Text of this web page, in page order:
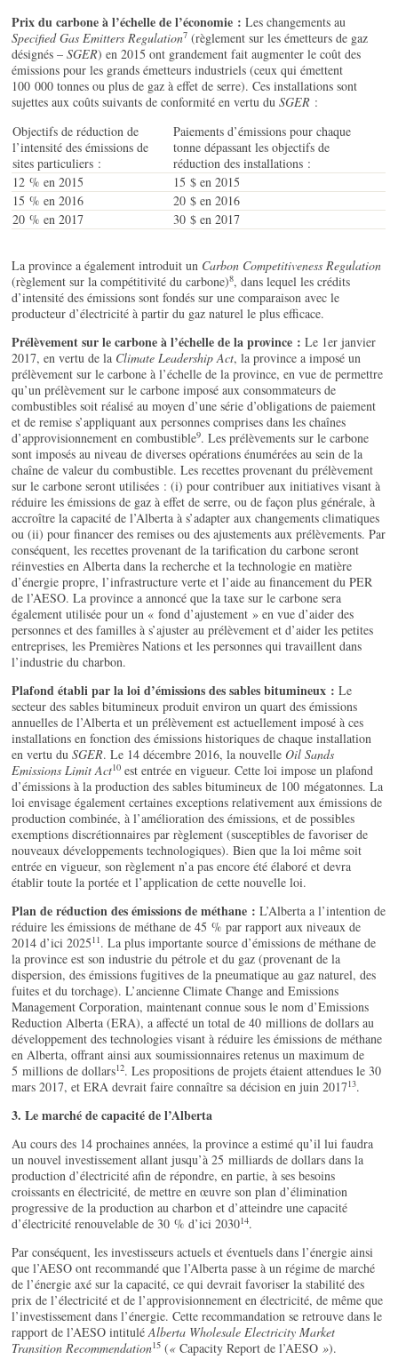
Prix du carbone à l’échelle de l’économie :Les changements au
Specified Gas Emitters Regulation7 (règlement sur les émetteurs de gaz
désignés –SGER) en 2015 ont grandement fait augmenter le coût des
émissions pour les grands émetteurs industriels (ceux qui émettent
100 000 tonnes ou plus de gaz à effet de serre). Ces installations sont
sujettes aux coûts suivants de conformité en vertu duSGER :
Objectifs de réduction de
l’intensité des émissions de
sites particuliers :
Paiements d’émissions pour chaque
tonne dépassant les objectifs de
réduction des installations :
12 % en 2015
15 $ en 2015
15 % en 2016
20 $ en 2016
20 % en 2017
30 $ en 2017
La province a également introduit un Carbon Competitiveness Regulation
(règlement sur la compétitivité du carbone)8, dans lequel les crédits
d’intensité des émissions sont fondés sur une comparaison avec le
producteur d’électricité à partir du gaz naturel le plus efficace.
Prélèvement sur le carbone à l’échelle de la province :Le 1er janvier
2017, en vertu de la Climate Leadership Act, la province a imposé un
prélèvement sur le carbone à l’échelle de la province, en vue de permettre
qu’un prélèvement sur le carbone imposé aux consommateurs de
combustibles soit réalisé au moyen d’une série d’obligations de paiement
et de remise s’appliquant aux personnes comprises dans les chaînes
d’approvisionnement en combustible9. Les prélèvements sur le carbone
sont imposés au niveau de diverses opérations énumérées au sein de la
chaîne de valeur du combustible. Les recettes provenant du prélèvement
sur le carbone seront utilisées : (i) pour contribuer aux initiatives visant à
réduire les émissions de gaz à effet de serre, ou de façon plus générale, à
accroître la capacité de l’Alberta à s’adapter aux changements climatiques
ou (ii) pour financer des remises ou des ajustements aux prélèvements. Par
conséquent, les recettes provenant de la tarification du carbone seront
réinvesties en Alberta dans la recherche et la technologie en matière
d’énergie propre, l’infrastructure verte et l’aide au financement du PER
de l’AESO. La province a annoncé que la taxe sur le carbone sera
également utilisée pour un « fond d’ajustement » en vue d’aider des
personnes et des familles à s’ajuster au prélèvement et d’aider les petites
entreprises, les Premières Nations et les personnes qui travaillent dans
l’industrie du charbon.
Plafond établi par la loi d’émissions des sables bitumineux :Le
secteur des sables bitumineux produit environ un quart des émissions
annuelles de l’Alberta et un prélèvement est actuellement imposé à ces
installations en fonction des émissions historiques de chaque installation
en vertu duSGER. Le 14 décembre 2016, la nouvelleOil Sands
Emissions Limit Act10 est entrée en vigueur. Cette loi impose un plafond
d’émissions à la production des sables bitumineux de 100 mégatonnes. La
loi envisage également certaines exceptions relativement aux émissions de
production combinée, à l’amélioration des émissions, et de possibles
exemptions discrétionnaires par règlement (susceptibles de favoriser de
nouveaux développements technologiques). Bien que la loi même soit
entrée en vigueur, son règlement n’a pas encore été élaboré et devra
établir toute la portée et l’application de cette nouvelle loi.
Plan de réduction des émissions de méthane :L’Alberta a l’intention de
réduire les émissions de méthane de 45 % par rapport aux niveaux de
2014 d’ici 202511. La plus importante source d’émissions de méthane de
la province est son industrie du pétrole et du gaz (provenant de la
dispersion, des émissions fugitives de la pneumatique au gaz naturel, des
fuites et du torchage). L’ancienne Climate Change and Emissions
Management Corporation, maintenant connue sous le nom d’Emissions
Reduction Alberta (ERA), a affecté un total de 40 millions de dollars au
développement des technologies visant à réduire les émissions de méthane
en Alberta, offrant ainsi aux soumissionnaires retenus un maximum de
5 millions de dollars12. Les propositions de projets étaient attendues le 30
mars 2017, et ERA devrait faire connaître sa décision en juin 201713.
3. Le marché de capacité de l’Alberta
Au cours des 14 prochaines années, la province a estimé qu’il lui faudra
un nouvel investissement allant jusqu’à 25 milliards de dollars dans la
production d’électricité afin de répondre, en partie, à ses besoins
croissants en électricité, de mettre en œuvre son plan d’élimination
progressive de la production au charbon et d’atteindre une capacité
d’électricité renouvelable de 30 % d’ici 203014.
Par conséquent, les investisseurs actuels et éventuels dans l’énergie ainsi
que l’AESO ont recommandé que l’Alberta passe à un régime de marché
de l’énergie axé sur la capacité, ce qui devrait favoriser la stabilité des
prix de l’électricité et de l’approvisionnement en électricité, de même que
l’investissement dans l’énergie. Cette recommandation se retrouve dans le
rapport de l’AESO intituléAlberta Wholesale Electricity Market
Transition Recommendation15 («Capacity Report de l’AESO »).